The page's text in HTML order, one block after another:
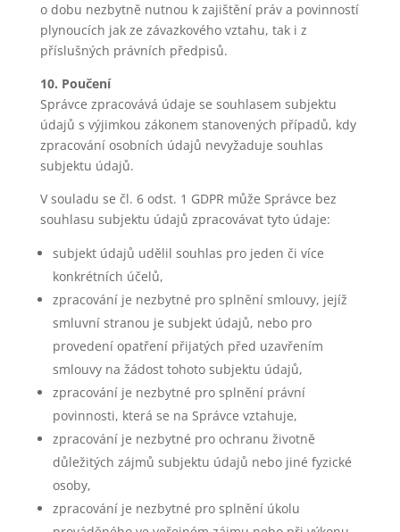
o dobu nezbytně nutnou k zajištění práv a povinností
plynoucích jak ze závazkového vztahu, tak i z
příslušných právních předpisů.
10. Poučení
Správce zpracovává údaje se souhlasem subjektu
údajů s výjimkou zákonem stanovených případů, kdy
zpracování osobních údajů nevyžaduje souhlas
subjektu údajů.
V souladu se čl. 6 odst. 1 GDPR může Správce bez
souhlasu subjektu údajů zpracovávat tyto údaje:
subjekt údajů udělil souhlas pro jeden či více
konkrétních účelů,
zpracování je nezbytné pro splnění smlouvy, jejíž
smluvní stranou je subjekt údajů, nebo pro
provedení opatření přijatých před uzavřením
smlouvy na žádost tohoto subjektu údajů,
zpracování je nezbytné pro splnění právní
povinnosti, která se na Správce vztahuje,
zpracování je nezbytné pro ochranu životně
důležitých zájmů subjektu údajů nebo jiné fyzické
osoby,
zpracování je nezbytné pro splnění úkolu